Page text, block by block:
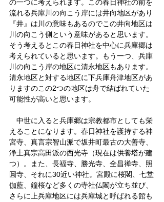
の一つに考えられます。この春日神社の前を
流れる兵庫川の向こう岸には井向地区があり
『井』は川の意味もあるのでこの井向地区は
川の向こう側という意味があると思います。
そう考えるとこの春日神社を中心に兵庫郷は
考えられていると思います。もう一つ、兵庫
川の向こう岸の地区に清永地区もあります。
清永地区と対する地区に下兵庫舟津地区があ
りますのこの2つの地区は舟で結ばれていた
可能性が高いと思います。
中世に入ると兵庫郷は宗教都市としても栄
えることになります。春日神社を護持する神
宮寺、真言宗智山派で坂井町最古の大善寺、
浄土真宗高田派の西光寺（現在は供養塔が建
つ）。また、長福寺、勝光寺、全昌禅寺、照
圓寺、それに30近い神社。宮殿に桜閣、七堂
伽藍、鐘桜など多くの寺社仏閣が立ち並び、
さらに上兵庫地区には兵庫城と呼ばれる館も